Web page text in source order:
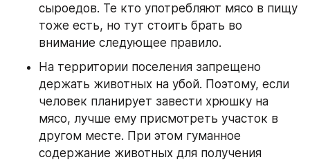
сыроедов. Те кто употребляют мясо в пищу
тоже есть, но тут стоить брать во
внимание следующее правило.
На территории поселения запрещено
держать животных на убой. Поэтому, если
человек планирует завести хрюшку на
мясо, лучше ему присмотреть участок в
другом месте. При этом гуманное
содержание животных для получения